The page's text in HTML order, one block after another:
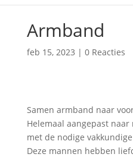
Armband
feb 15, 2023 | 0 Reacties
Samen armband naar
Helemaal aangepast
met de nodige
Deze mannen hebben